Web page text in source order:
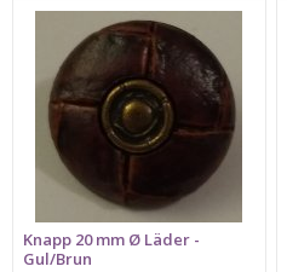
Knapp 20 mm Ø Läder -
Gul/Brun